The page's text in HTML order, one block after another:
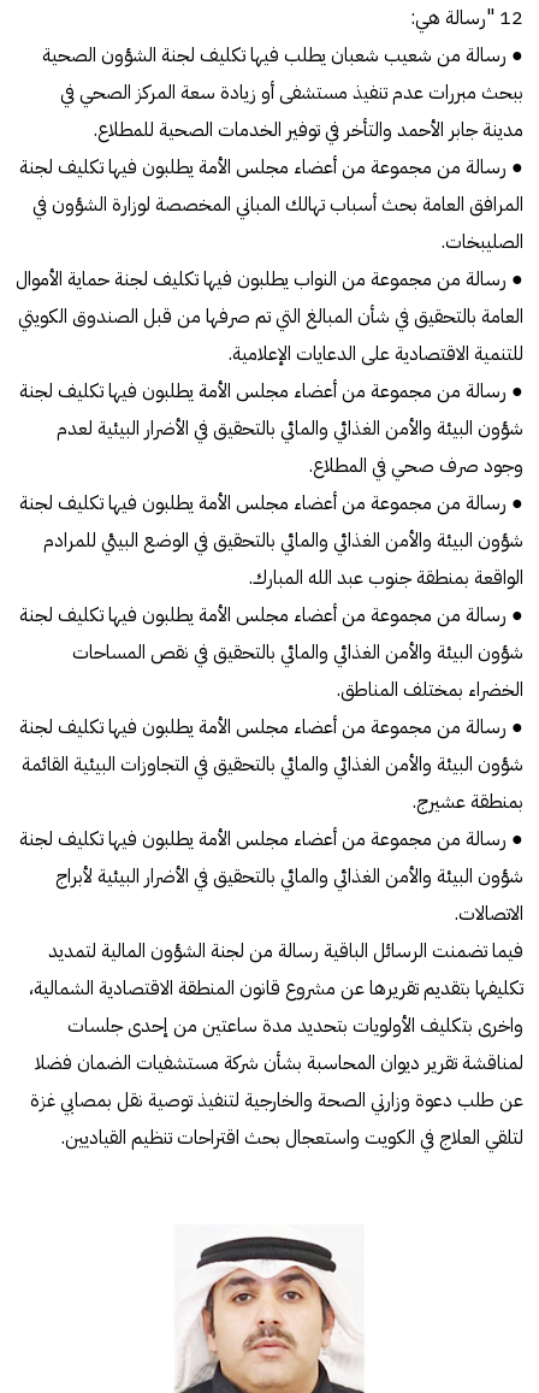
12 "رسالة هي:
● رسالة من شعيب شعبان يطلب فيها تكليف لجنة الشؤون الصحية
ببحث مبررات عدم تنفيذ مستشفى أو زيادة سعة المركز الصحي في
مدينة جابر الأحمد والتأخر في توفير الخدمات الصحية للمطلاع.
● رسالة من مجموعة من أعضاء مجلس الأمة يطلبون فيها تكليف لجنة
المرافق العامة بحث أسباب تهالك المباني المخصصة لوزارة الشؤون في
الصليبخات.
● رسالة من مجموعة من النواب يطلبون فيها تكليف لجنة حماية الأموال
العامة بالتحقيق في شأن المبالغ التي تم صرفها من قبل الصندوق الكويتي
للتنمية الاقتصادية على الدعايات الإعلامية.
● رسالة من مجموعة من أعضاء مجلس الأمة يطلبون فيها تكليف لجنة
شؤون البيئة والأمن الغذائي والمائي بالتحقيق في الأضرار البيئية لعدم
وجود صرف صحي في المطلاع.
● رسالة من مجموعة من أعضاء مجلس الأمة يطلبون فيها تكليف لجنة
شؤون البيئة والأمن الغذائي والمائي بالتحقيق في الوضع البيئي للمرادم
الواقعة بمنطقة جنوب عبد الله المبارك.
● رسالة من مجموعة من أعضاء مجلس الأمة يطلبون فيها تكليف لجنة
شؤون البيئة والأمن الغذائي والمائي بالتحقيق في نقص المساحات
الخضراء بمختلف المناطق.
● رسالة من مجموعة من أعضاء مجلس الأمة يطلبون فيها تكليف لجنة
شؤون البيئة والأمن الغذائي والمائي بالتحقيق في التجاوزات البيئية القائمة
بمنطقة عشيرج.
● رسالة من مجموعة من أعضاء مجلس الأمة يطلبون فيها تكليف لجنة
شؤون البيئة والأمن الغذائي والمائي بالتحقيق في الأضرار البيئية لأبراج
الاتصالات.
فيما تضمنت الرسائل الباقية رسالة من لجنة الشؤون المالية لتمديد
تكليفها بتقديم تقريرها عن مشروع قانون المنطقة الاقتصادية الشمالية،
واخرى بتكليف الأولويات بتحديد مدة ساعتين من إحدى جلسات
لمناقشة تقرير ديوان المحاسبة بشأن شركة مستشفيات الضمان فضلا
عن طلب دعوة وزارتي الصحة والخارجية لتنفيذ توصية نقل بمصابي غزة
لتلقي العلاج في الكويت واستعجال بحث اقتراحات تنظيم القياديين.